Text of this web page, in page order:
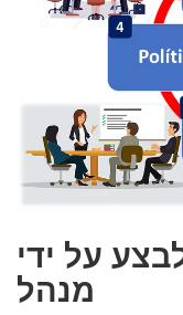
על ידי
מנהל